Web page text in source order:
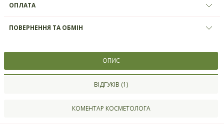
ОПЛАТА
ПОВЕРНЕННЯ ТА ОБМІН
ОПИС
ВІДГУКІВ (1)
КОМЕНТАР КОСМЕТОЛОГА